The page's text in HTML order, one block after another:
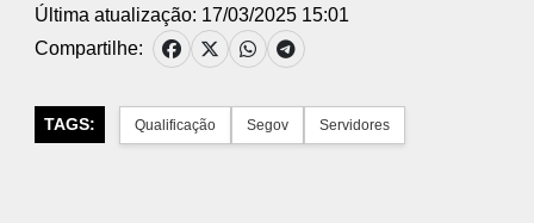
Última atualização: 17/03/2025 15:01
Compartilhe:
TAGS: Qualificação Segov Servidores